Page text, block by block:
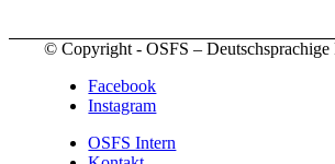
© Copyright - OSFS – Deutschsprachige
Facebook
Instagram
OSFS Intern